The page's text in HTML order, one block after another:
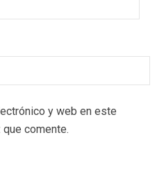
y web en este
comente.